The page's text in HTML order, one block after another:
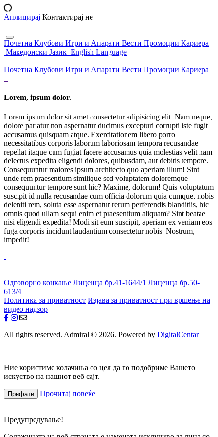
Аплицирај Контактирај не
Почетна Клубови Игри и Апарати Вести Промоции Кариера
Македонски Јазик English Language
Почетна Клубови Игри и Апарати Вести Промоции Кариера
Lorem, ipsum dolor.
Lorem ipsum dolor sit amet consectetur adipisicing elit. Nam neque,
dolore pariatur non aspernatur ducimus excepturi corrupti iste fugit
accusamus quisquam atque. Exercitationem libero porro
necessitatibus corporis laborum laboriosam tempora recusandae
repellat itaque cum fugiat facere accusamus quia molestias velit nam
delectus expedita eligendi dolores, quibusdam, aut debitis tempore.
Consequuntur maiores ipsum architecto quo aperiam illum! Sint
unde rem praesentium similique sed voluptatem doloremque
consequuntur tempore sunt hic? Maxime, dolorum! Quis voluptatum
suscipit id nulla recusandae cum officia dolorum quia cumque, nobis
deleniti rem, soluta esse aspernatur rerum perferendis blanditiis, hic
omnis quod ullam sequi enim et praesentium aliquam? Sint beatae
nisi eligendi expedita! Modi sit eum suscipit, aperiam ex veniam eos
fuga corporis incidunt laudantium consectetur nobis. Nostrum,
impedit!
Одговорно коцкање Лиценца бр.41-1644/1 Лиценца бр.50-
613/4
Политика за приватност Изјава за приватност при вршење на
видео надзор
All rights reserved. Admiral © 2026. Powered by DigitalCentar
Ние користиме колачиња со цел да го подобриме Вашето
искуство на нашиот веб сајт.
Прифати Прочитај повеќе
Предупредување!